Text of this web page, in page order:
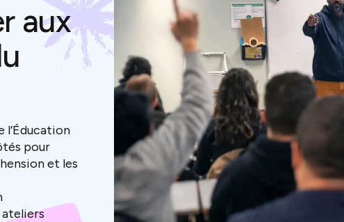
aux
l’Éducation
pour
et les